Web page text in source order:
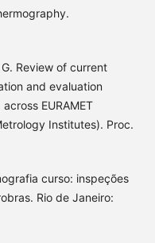
Review of current
and evaluation
EURAMET
Institutes). Proc.
curso: inspeções
Rio de Janeiro: